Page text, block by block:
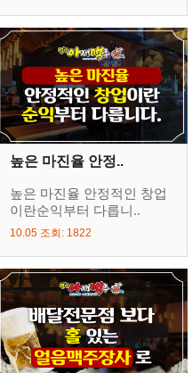
높은 마진율 안정..
높은 마진율 안정적인 창업
이란순익부터 다릅니..
10.05 조회: 1822